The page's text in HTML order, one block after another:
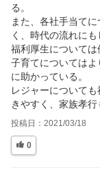
る。
また、各社手当て
く、時代の流れに
福利厚生について
子育てについては
に助かっている。
レジャーについて
きやすく、家族孝行
投稿日： 2021/03/18
0